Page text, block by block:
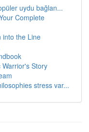
uydu bağlan...
Complete
into the Line
Story
stress var...